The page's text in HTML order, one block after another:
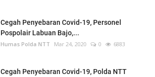
Cegah Penyebaran Covid-19, Personel
Pospolair Labuan Bajo,...
Humas Polda NTT Mar 24, 2020 0 6883
Cegah Penyebaran Covid-19, Polda NTT